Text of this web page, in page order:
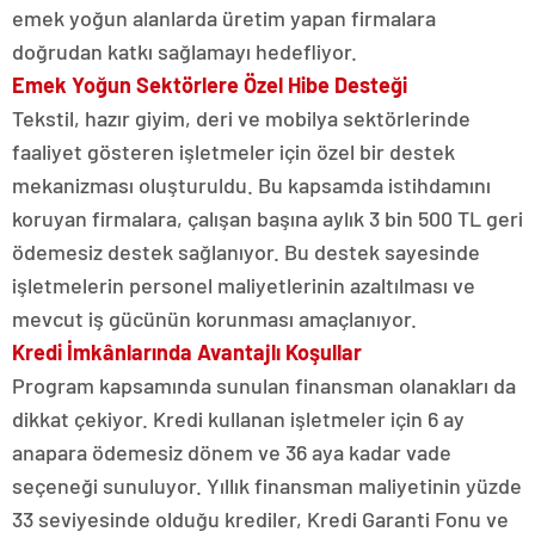
emek yoğun alanlarda üretim yapan firmalara
doğrudan katkı sağlamayı hedefliyor.
Emek Yoğun Sektörlere Özel Hibe Desteği
Tekstil, hazır giyim, deri ve mobilya sektörlerinde
faaliyet gösteren işletmeler için özel bir destek
mekanizması oluşturuldu. Bu kapsamda istihdamını
koruyan firmalara, çalışan başına aylık 3 bin 500 TL geri
ödemesiz destek sağlanıyor. Bu destek sayesinde
işletmelerin personel maliyetlerinin azaltılması ve
mevcut iş gücünün korunması amaçlanıyor.
Kredi İmkânlarında Avantajlı Koşullar
Program kapsamında sunulan finansman olanakları da
dikkat çekiyor. Kredi kullanan işletmeler için 6 ay
anapara ödemesiz dönem ve 36 aya kadar vade
seçeneği sunuluyor. Yıllık finansman maliyetinin yüzde
33 seviyesinde olduğu krediler, Kredi Garanti Fonu ve